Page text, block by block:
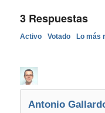
3Respuestas
Activo Votado Lo más
Antonio